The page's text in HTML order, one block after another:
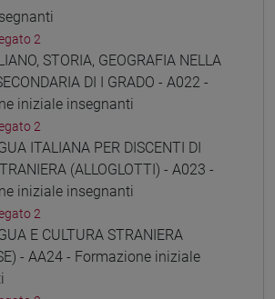
2
STORIA, GEOGRAFIA NELLA
DI I GRADO - A022 -
iniziale insegnanti
2
ITALIANA PER DISCENTI DI
(ALLOGLOTTI) - A023 -
iniziale insegnanti
2
E CULTURA STRANIERA
- AA24 - Formazione iniziale